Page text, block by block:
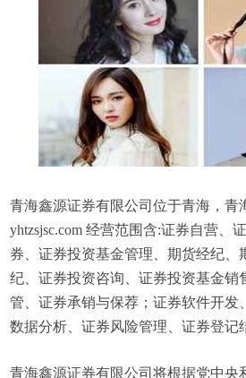
青海鑫源证券有限公司位于青海，青
yhtzsjsc.com 经营范围含:证券自营、
券、证券投资基金管理、期货经纪、
纪、证券投资咨询、证券投资基金销
管、证券承销与保荐；证券软件开发
数据分析、证券风险管理、证券登记
青海鑫源证券有限公司将根据党中央